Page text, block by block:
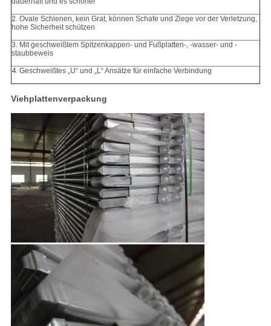
2. Ovale Schienen, kein Grat, können Schafe und Ziege vor der Verletzung,
hohe Sicherheit schützen
3. Mit geschweißtem Spitzenkappen- und Fußplatten-, -wasser- und -
staubbeweis
4. Geschweißtes „U“ und „L“ Ansätze für einfache Verbindung
Viehplattenverpackung